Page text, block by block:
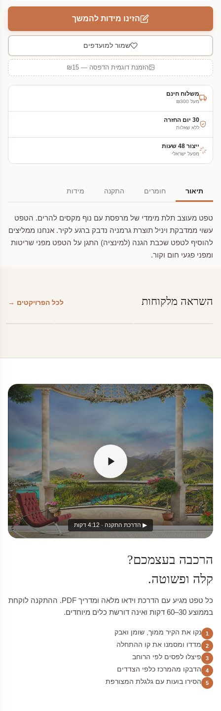
הזינו מידות להמשך
שמור למועדפים
הזמנת דוגמית הדפסה — ₪15
משלוח חינם
מעל ₪300
30 יום החזרה
ללא שאלות
ייצור 48 שעות
מפעל ישראלי
תיאור חומרים התקנה מידות
טפט מעוצב תלת מימדי של מרפסת עם נוף מקסים להרים. הטפט
עשוי ממדבקת ויניל תוצרת גרמניה נדבק ברגע לקיר. אנחנו ממליצים
להוסיף לטפט שכבת הגנה (למינציה) התגן על הטפט מפני שריטות
ומפני פגעי חום וקור.
השראה מלקוחות לכל הפרויקטים →
▶ הדרכת התקנה · 4:12 דקות
הרכבה בעצמכם?
קלה ופשוטה.
כל טפט מגיע עם הדרכת וידאו מלאה ומדריך PDF. ההתקנה לוקחת
בממוצע 30–60 דקות ואינה דורשת כלים מיוחדים.
1 נקו את הקיר ממוך, שומן ואבק
2 מדדו ומסמנו את קו ההתחלה
3 פיצלו לפסים לפי הרוחב
4 הדבקו מהמרכז כלפי הצדדים
5 הסירו בועות עם גלגלת המצורפת